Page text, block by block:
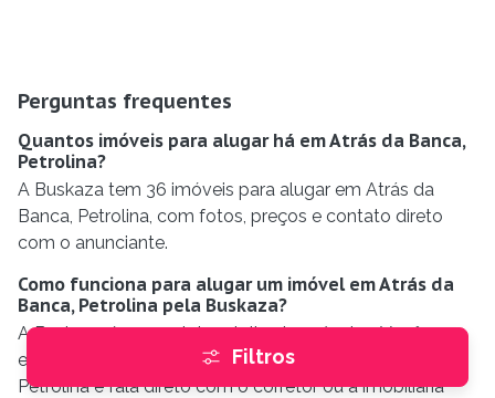
Filtros
Perguntas frequentes
Quantos imóveis para alugar há em Atrás da Banca,
Petrolina?
A Buskaza tem 36 imóveis para alugar em Atrás da
Banca, Petrolina, com fotos, preços e contato direto
com o anunciante.
Como funciona para alugar um imóvel em Atrás da
Banca, Petrolina pela Buskaza?
A Buskaza é um portal gratuito de anúncios. Você
encontra o imóvel para alugar em Atrás da Banca,
Petrolina e fala direto com o corretor ou a imobiliária